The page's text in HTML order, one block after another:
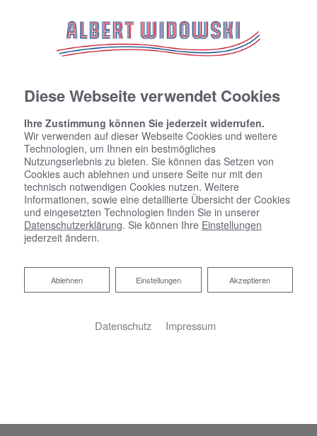
Diese Webseite verwendet Cookies
Ihre Zustimmung können Sie jederzeit widerrufen.
Wir verwenden auf dieser Webseite Cookies und weitere
Technologien, um Ihnen ein bestmögliches
Nutzungserlebnis zu bieten. Sie können das Setzen von
Cookies auch ablehnen und unsere Seite nur mit den
technisch notwendigen Cookies nutzen. Weitere
Informationen, sowie eine detaillierte Übersicht der Cookies
und eingesetzten Technologien finden Sie in unserer
Datenschutzerklärung. Sie können Ihre Einstellungen
jederzeit ändern.
Akzeptieren
Einstellungen
Ablehnen
Ablehnen
Datenschutz Impressum